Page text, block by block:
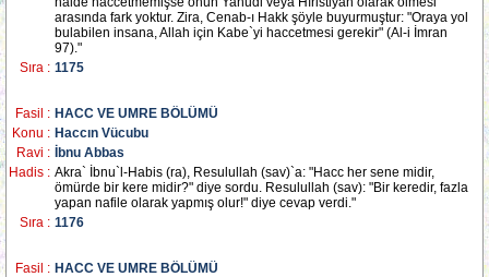
arasında fark yoktur. Zira, Cenab-ı Hakk şöyle buyurmuştur: "Oraya yol
bulabilen insana, Allah için Kabe`yi haccetmesi gerekir" (Al-i İmran
97)."
Sıra : 1175
Fasil : HACC VE UMRE BÖLÜMÜ
Konu : Haccın Vücubu
Ravi :
İbnu Abbas
Hadis : Akra` İbnu`l-Habis (ra), Resulullah (sav)`a: "Hacc her sene midir,
ömürde bir kere midir?" diye sordu. Resulullah (sav): "Bir keredir, fazla
yapan nafile olarak yapmış olur!" diye cevap verdi."
Sıra : 1176
Fasil : HACC VE UMRE BÖLÜMÜ